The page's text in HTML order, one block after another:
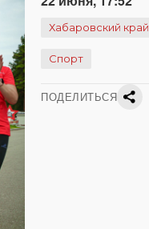
Хабаровский край
Спорт
ПОДЕЛИТЬСЯ